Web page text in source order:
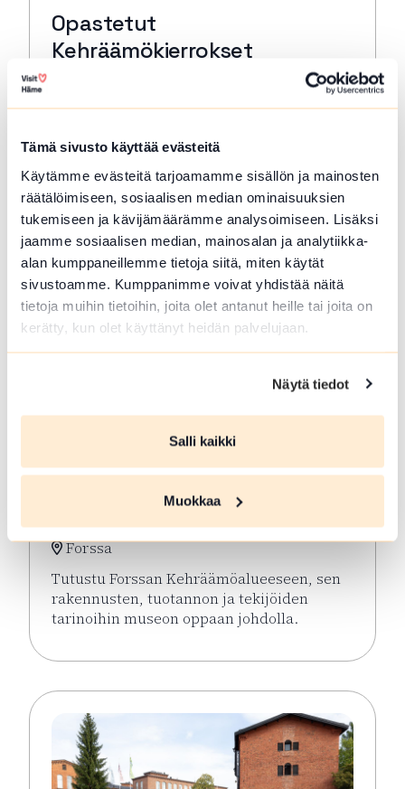
Tämä sivusto käyttää evästeitä
Käytämme evästeitä tarjoamamme sisällön ja mainosten
räätälöimiseen, sosiaalisen median ominaisuuksien
tukemiseen ja kävijämäärämme analysoimiseen. Lisäksi
jaamme sosiaalisen median, mainosalan ja analytiikka-
alan kumppaneillemme tietoja siitä, miten käytät
sivustoamme. Kumppanimme voivat yhdistää näitä
tietoja muihin tietoihin, joita olet antanut heille tai joita on
kerätty, kun olet käyttänyt heidän palvelujaan.
Näytä tiedot
Salli kaikki
Muokkaa
Opastetut
Kehräämökierrokset
Tutustu Forssan Kehräämöalueeseen, sen
tarinoihin museon oppaan johdolla.
Lue lisää tapahtumasta Opastetut
Kehräämökierrokset
Forssa
Tutustu Forssan Kehräämöalueeseen, sen
rakennusten, tuotannon ja tekijöiden
tarinoihin museon oppaan johdolla.
Lue lisää tapahtumasta Opastetut